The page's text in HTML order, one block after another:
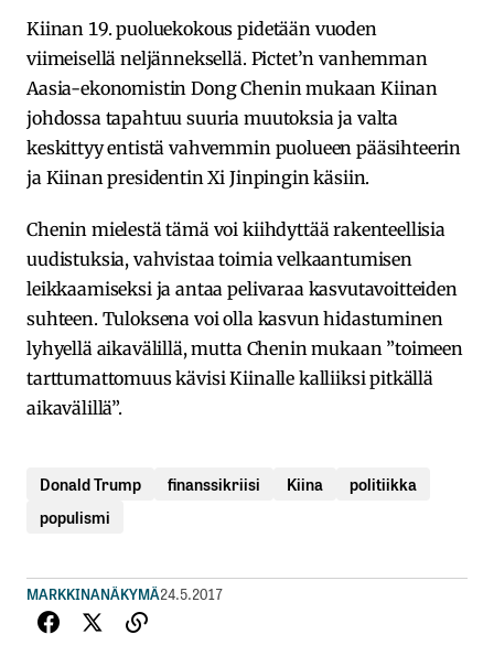
Kiinan 19. puoluekokous pidetään vuoden
viimeisellä neljänneksellä. Pictet’n vanhemman
Aasia-ekonomistin Dong Chenin mukaan Kiinan
johdossa tapahtuu suuria muutoksia ja valta
keskittyy entistä vahvemmin puolueen pääsihteerin
ja Kiinan presidentin Xi Jinpingin käsiin.
Chenin mielestä tämä voi kiihdyttää rakenteellisia
uudistuksia, vahvistaa toimia velkaantumisen
leikkaamiseksi ja antaa pelivaraa kasvutavoitteiden
suhteen. Tuloksena voi olla kasvun hidastuminen
lyhyellä aikavälillä, mutta Chenin mukaan ”toimeen
tarttumattomuus kävisi Kiinalle kalliiksi pitkällä
aikavälillä”.
Donald Trump finanssikriisi Kiina
politiikka
populismi
MARKKINANÄKYMÄ24.5.2017